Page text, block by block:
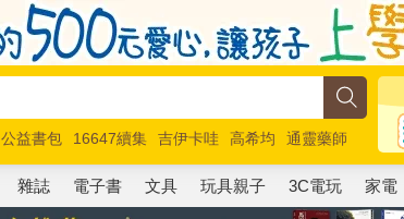
公益書包 16647續集 吉伊卡哇 高希均
通靈藥師
馬斯克 玩具總動員5 超慢跑
雜誌 電子書 文具 玩具親子 3C電玩 家電